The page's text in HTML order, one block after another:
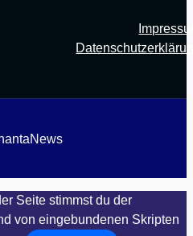
Seite stimmst du der
von eingebundenen Skripten